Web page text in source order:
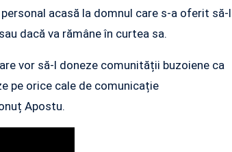
acasă la domnul care s-a oferit să-l
dacă va rămâne în curtea sa.
vor să-l doneze comunității buzoiene ca
pe orice cale de comunicație
Apostu.